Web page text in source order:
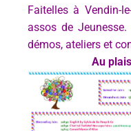
Faitelles à Vendin-
assos de
démos, ateliers et
Au